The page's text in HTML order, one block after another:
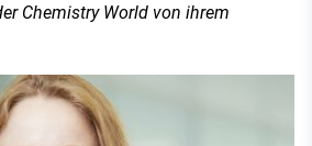
Chemistry World von ihrem